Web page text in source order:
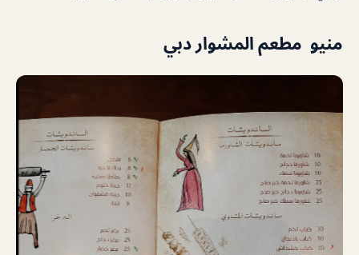
منيو مطعم المشوار دبي